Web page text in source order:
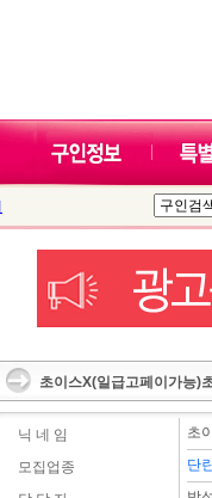
초이스X(일급고페이가능)
닉 네 임
모집업종
초
단